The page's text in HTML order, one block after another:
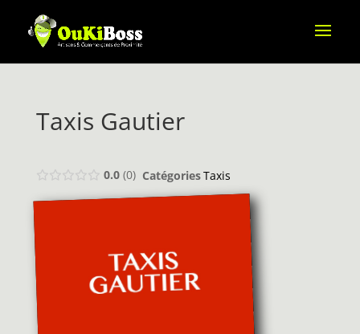
Taxis Gautier
0.0 0 CatégoriesTaxis